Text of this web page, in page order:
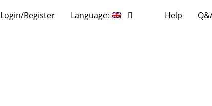
Login/Register Language: Help